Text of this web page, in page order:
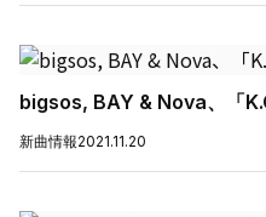
bigsos, BAY & Nova、「
新曲情報2021.11.20